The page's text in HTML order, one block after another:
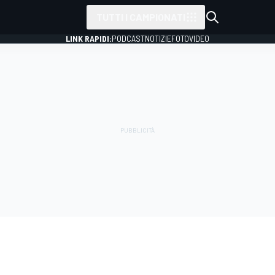
LINK RAPIDI:PODCASTNOTIZIEFOTOVIDEO